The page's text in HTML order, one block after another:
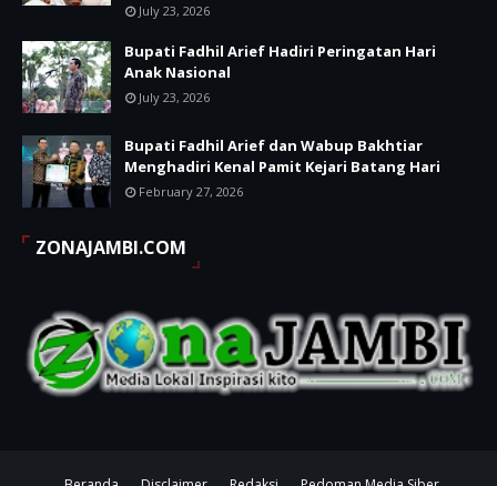
July 23, 2026
Bupati Fadhil Arief Hadiri Peringatan Hari
Anak Nasional
July 23, 2026
Bupati Fadhil Arief dan Wabup Bakhtiar
Menghadiri Kenal Pamit Kejari Batang Hari
February 27, 2026
ZONAJAMBI.COM